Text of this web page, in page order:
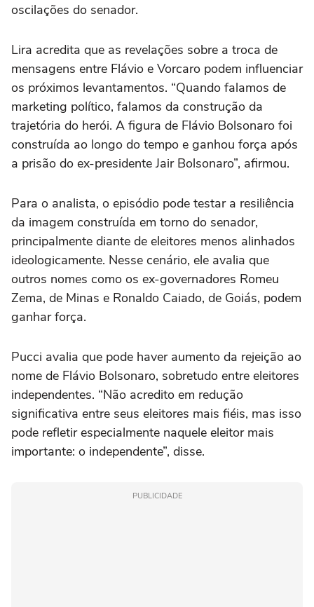
oscilações do senador.
Lira acredita que as revelações sobre a troca de
mensagens entre Flávio e Vorcaro podem influenciar
os próximos levantamentos. “Quando falamos de
marketing político, falamos da construção da
trajetória do herói. A figura de Flávio Bolsonaro foi
construída ao longo do tempo e ganhou força após
a prisão do ex-presidente Jair Bolsonaro”, afirmou.
Para o analista, o episódio pode testar a resiliência
da imagem construída em torno do senador,
principalmente diante de eleitores menos alinhados
ideologicamente. Nesse cenário, ele avalia que
outros nomes como os ex-governadores Romeu
Zema, de Minas e Ronaldo Caiado, de Goiás, podem
ganhar força.
Pucci avalia que pode haver aumento da rejeição ao
nome de Flávio Bolsonaro, sobretudo entre eleitores
independentes. “Não acredito em redução
significativa entre seus eleitores mais fiéis, mas isso
pode refletir especialmente naquele eleitor mais
importante: o independente”, disse.
PUBLICIDADE